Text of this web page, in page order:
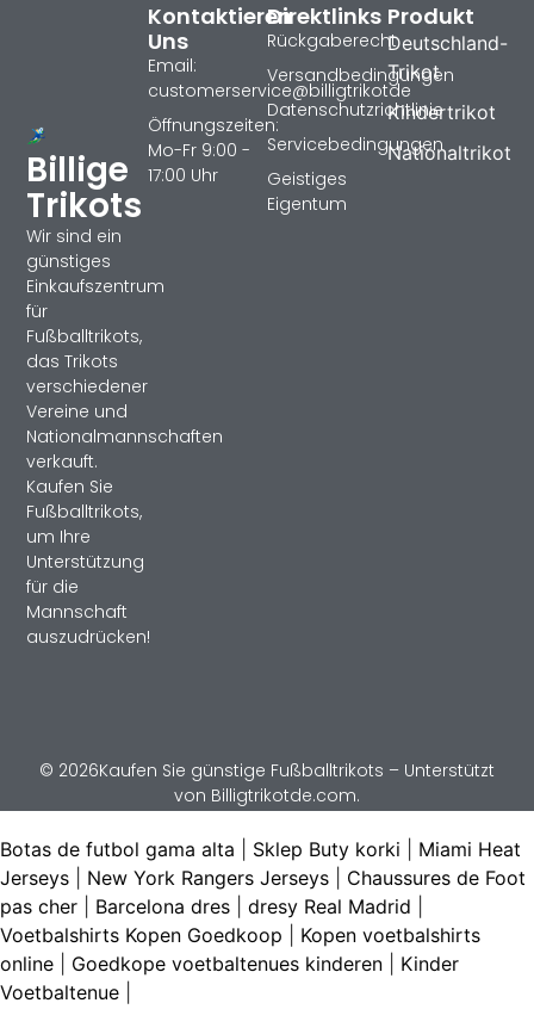
Billige
Trikots
Wir sind ein
günstiges
Einkaufszentrum
für
Fußballtrikots,
das Trikots
verschiedener
Vereine und
Nationalmannschaften
verkauft.
Kaufen Sie
Fußballtrikots,
um Ihre
Unterstützung
für die
Mannschaft
auszudrücken!
Produkt
Deutschland-
Trikot
Kindertrikot
Nationaltrikot
Direktlinks
Rückgaberecht
Versandbedingungen
Datenschutzrichtlinie
Servicebedingungen
Geistiges
Eigentum
Kontaktieren
Uns
Email:
customerservice@billigtrikotde
Öffnungszeiten:
Mo-Fr 9:00 -
17:00 Uhr
© 2026Kaufen Sie günstige Fußballtrikots – Unterstützt
von Billigtrikotde.com.
Botas de futbol gama alta Sklep Buty korki
Miami Heat
Jerseys
New York Rangers Jerseys
Chaussures de Foot
pas cher
Barcelona dres dresy Real Madrid
Voetbalshirts Kopen Goedkoop
Kopen voetbalshirts
online
Goedkope voetbaltenues kinderen
Kinder
Voetbaltenue